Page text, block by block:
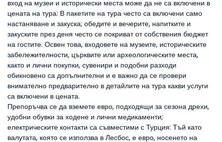
вход на музеи и исторически места може да не са включени в
цената на тура: В пакетите на тура често са включени само
настаняване и закуска; обедите и вечерите, напитките и
закуските през деня често се покриват от собствения бюджет
на гостите. Освен това, входовете на музеите, историческите
забележителности, църквите или археологическите места,
както и лични покупки, сувенири и подобни разходи
обикновено са допълнителни и е важно да се провери
внимателно предварително в детайлите на тура какви услуги
са включени в цената.
Препоръчва се да вземете евро, подходящи за сезона дрехи,
удобни обувки за ходене и лични медикаменти;
електрическите контакти са съвместими с Турция: Тъй като
валутата, която се използва в Лесбос, е евро, носенето на